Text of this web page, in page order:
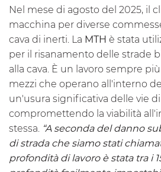
Nel mese di agosto del 2025, il
macchina per diverse
cava di inerti. La MTH è stata
per il risanamento delle strade
alla cava. È un lavoro sempre
mezzi che operano all'interno
un'usura significativa delle vie di
compromettendo la viabilità
stessa. “A seconda del danno
di strada che siamo stati
profondità di lavoro è stata tra i